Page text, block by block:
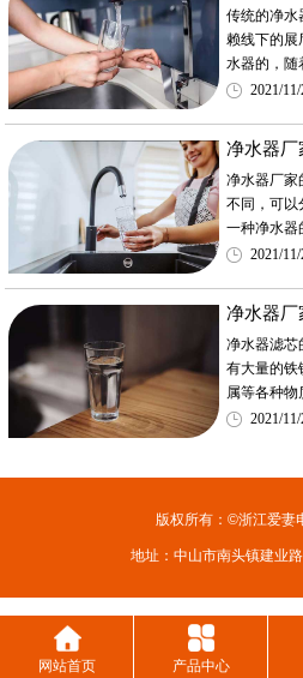
传统的净水
赖线下的展
水器的，随
2021/
净水器厂
净水器厂家
不同，可以
一种净水器
2021/
净水器厂
净水器滤芯
有大量的铁
属等各种物
2021/
版权所有：©浙江爱妻
地址：中山市南头镇建业
网站首页 产品中心